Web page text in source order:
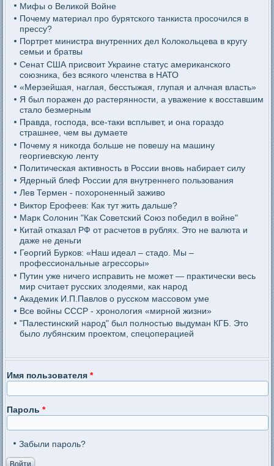
Мифы о Великой Войне
Почему материал про бурятского танкиста просочился в
прессу?
Портрет министра внутренних дел Колокольцева в кругу
семьи и братвы
Сенат США присвоит Украине статус американского
союзника, без всякого членства в НАТО
«Мерзейшая, наглая, бесстыжая, глупая и алчная власть»
Я был поражен до растерянности, а уважение к восставшим
стало безмерным
Правда, господа, все-таки всплывет, и она гораздо
страшнее, чем вы думаете
Почему я никогда больше не повешу на машину
георгиевскую ленту
Политическая активность в России вновь набирает силу
Ядерный блеф России для внутреннего пользования
Лев Термен - похороненный заживо
Виктор Ерофеев: Как тут жить дальше?
Марк Солонин "Как Советский Союз победил в войне"
Китай отказал РФ от расчетов в рублях. Это не валюта и
даже не деньги
Георгий Бурков: «Наш идеал – стадо. Мы –
профессиональные агрессоры»
Путин уже ничего исправить не может — практически весь
мир считает русских злодеями, как народ
Академик И.П.Павлов о русском массовом уме
Все войны СССР - хронология «мирной жизни»
"Палестинский народ" был полностью выдуман КГБ. Это
было лубянским проектом, спецоперацией
Имя пользователя*
Пароль*
Забыли пароль?